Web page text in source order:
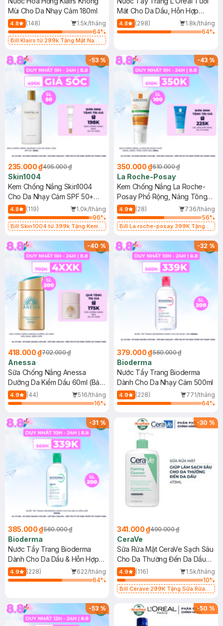
Mùi Cho Da Nhạy Cảm 180ml
4.8 (148)
1.5k/tháng
64%
Bill Klairs từ 299k Tặng Mặt Nạ
25ml (SL Có Hạn)
Mát Cho Da Dầu, Hỗn Hợp
400ml
4.8 (298)
1.8k/tháng
64%
-53%
235.000 ₫495.000 ₫
Skin1004
Kem Chống Nắng Skin1004
Cho Da Nhạy Cảm SPF 50+
50ml
4.8 (119)
1.0k/tháng
96%
Bill Skin1004 từ 399k Tặng Kem
SPF 50+ 20ml (SL Có Hạn)
-43%
350.000 ₫610.000 ₫
La Roche-Posay
Kem Chống Nắng La Roche-
Posay Phổ Rộng, Nâng Tông
Kiềm Dầu 50ml
4.9 (28)
736/tháng
56%
Bill La roche-posay 399K Tặng
(SL có hạn)
-40%
418.000 ₫702.000 ₫
Anessa
Sữa Chống Nắng Anessa
Dưỡng Da Kiềm Dầu 60ml (Bản
Mới)
4.9 (44)
516/tháng
16%
-32%
379.000 ₫560.000 ₫
Bioderma
Nước Tẩy Trang Bioderma
Dành Cho Da Nhạy Cảm 500ml
4.9 (228)
771/tháng
64%
-31%
385.000 ₫560.000 ₫
Bioderma
Nước Tẩy Trang Bioderma
Dành Cho Da Dầu & Hỗn Hợp
500ml
4.9 (228)
622/tháng
64%
-30 %
341.000 ₫490.000 ₫
CeraVe
Sữa Rửa Mặt CeraVe Sạch Sâu
Cho Da Thường Đến Da Dầu
473ml
4.9 (116)
1.5k/tháng
10%
Bill Cerave 299K Tặng Sữa Rửa
-53% -50 %